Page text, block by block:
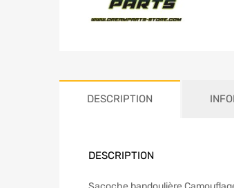
DESCRIPTION
DESCRIPTION